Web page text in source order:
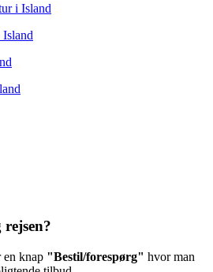
i Island
en knap "Bestil/forespørg" hvor man